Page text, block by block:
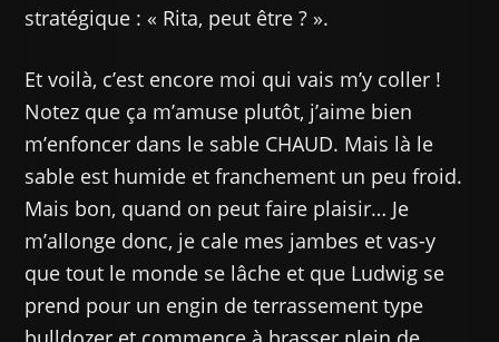
stratégique : « Rita, peut être ? ».
Et voilà, c’est encore moi qui vais m’y coller !
Notez que ça m’amuse plutôt, j’aime bien
m’enfoncer dans le sable CHAUD. Mais là le
sable est humide et franchement un peu froid.
Mais bon, quand on peut faire plaisir… Je
m’allonge donc, je cale mes jambes et vas-y
que tout le monde se lâche et que Ludwig se
prend pour un engin de terrassement type